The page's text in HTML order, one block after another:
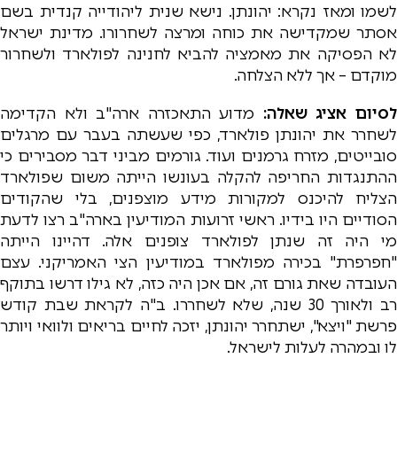
לשמו ומאז נקרא: יהונתן. נישא שנית ליהודייה קנדית בשם
אסתר שמקדישה את כוחה ומרצה לשחרורו. מדינת ישראל
לא הפסיקה את מאמציה להביא לחנינה לפולארד ולשחרור
מוקדם – אך ללא הצלחה.
לסיום אציג שאלה: מדוע התאכזרה ארה"ב ולא הקדימה
לשחרר את יהונתן פולארד, כפי שעשתה בעבר עם מרגלים
סובייטים, מזרח גרמנים ועוד. גורמים מביני דבר מסבירים כי
ההתנגדות החריפה להקלה בעונשו הייתה משום שפולארד
הצליח להיכנס למקורות מידע מוצפנים, בלי שהקודים
הסודיים היו בידיו. ראשי זרועות המודיעין בארה"ב רצו לדעת
מי היה זה שנתן לפולארד צופנים אלה. דהיינו הייתה
"חפרפרת" בכירה מפולארד במודיעין הצי האמריקני. עצם
העובדה שאת גורם זה, אם אכן היה כזה, לא גילו דרשו בתוקף
רב ולאורך 30 שנה, שלא לשחררו. ב"ה לקראת שבת קודש
פרשת "ויצא", ישתחרר יהונתן, יזכה לחיים בריאים ולוואי ויותר
לו ובמהרה לעלות לישראל.